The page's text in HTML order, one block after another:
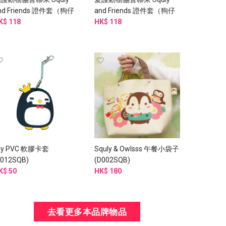
Friends 證件套（狗仔
- G003SQB
118
and Friends 證件套（狗仔
款） - G003SQB
HK$ 118
PVC 軟膠卡套
50
Squly & Owlsss 午餐小袋子
(D002SQB)
HK$ 180
去看更多本品牌物品